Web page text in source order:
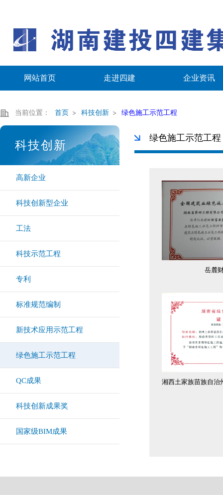
网站首页 走进四建 企业资讯
当前位置： 首页 科技创新 绿色施工示范工程
科技创新
高新企业
科技创新型企业
工法
科技示范工程
专利
标准规范编制
新技术应用示范工程
绿色施工示范工程
QC成果
科技创新成果奖
国家级BIM成果
绿色施工示范工程
岳麓